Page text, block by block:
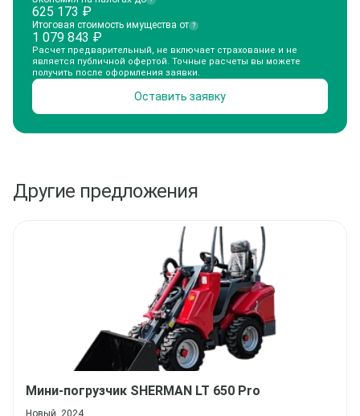
625 173 ₽
Итоговая стоимость имущества от ?
1 079 843 ₽
Расчет предварительный, не включает страхование и не
является публичной офертой. Точные расчеты вы можете
получить после оформления заявки.
Оставить заявку
Другие предложения
Мини-погрузчик SHERMAN LT 650 Pro
Новый, 2024